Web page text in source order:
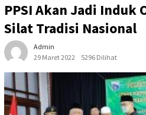
PPSI Akan Jadi Induk
Silat Tradisi Nasional
Admin
29 Maret 2022
5296 Dilihat